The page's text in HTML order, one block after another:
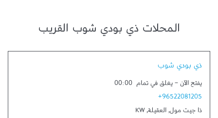
المحلات ذي بودي شوب القريب
ذي بودي شوب
يفتح الآن - يغلق في تمام 00:00
+96522081205
ذا جيت مول, العقيلة,
KW